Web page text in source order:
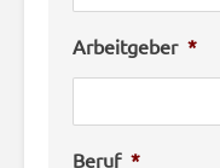
Arbeitgeber *
Beruf *